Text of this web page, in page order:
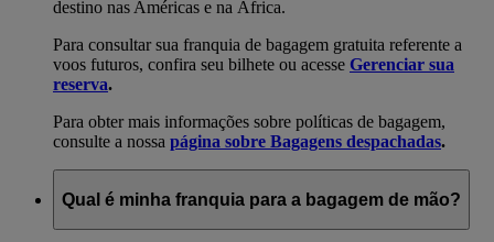
destino nas Américas e na África.
Para consultar sua franquia de bagagem gratuita referente a
voos futuros, confira seu bilhete ou acesse Gerenciar sua
reserva.
Para obter mais informações sobre políticas de bagagem,
consulte a nossa página sobre Bagagens despachadas.
Qual é minha franquia para a bagagem de mão?